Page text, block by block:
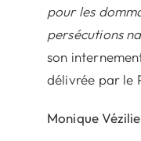
pour les
persécutions
son
délivrée par le
Monique